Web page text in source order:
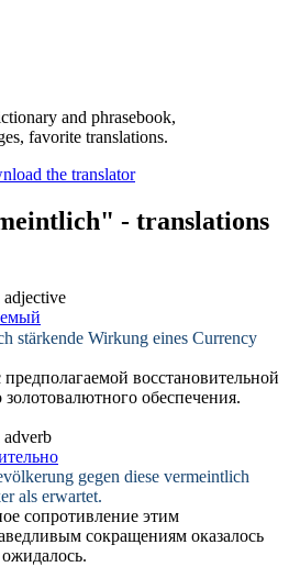
and phrasebook,
favorite translations.
- translations
adjective
stärkende Wirkung eines Currency
предполагаемой восстановительной
обеспечения.
adverb
gegen diese vermeintlich
als erwartet.
сопротивление этим
сокращениям оказалось